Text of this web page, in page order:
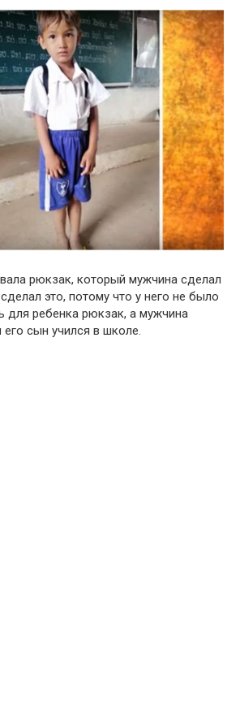
рюкзак, который мужчина сделал
это, потому что у него не было
для ребенка рюкзак, а мужчина
сын учился в школе.